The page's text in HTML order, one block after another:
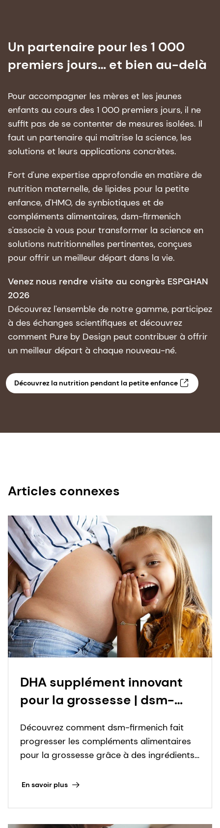
Un partenaire pour les 1 000
premiers jours… et bien au-delà
Pour accompagner les mères et les jeunes
enfants au cours des 1 000 premiers jours, il ne
suffit pas de se contenter de mesures isolées. Il
faut un partenaire qui maîtrise la science, les
solutions et leurs applications concrètes.
Fort d'une expertise approfondie en matière de
nutrition maternelle, de lipides pour la petite
enfance, d'HMO, de synbiotiques et de
compléments alimentaires, dsm-firmenich
s'associe à vous pour transformer la science en
solutions nutritionnelles pertinentes, conçues
pour offrir un meilleur départ dans la vie.
Venez nous rendre visite au congrès ESPGHAN
2026
Découvrez l'ensemble de notre gamme, participez
à des échanges scientifiques et découvrez
comment Pure by Design peut contribuer à offrir
un meilleur départ à chaque nouveau-né.
Découvrez la nutrition pendant la petite enfance
Articles connexes
DHA supplément innovant
pour la grossesse | dsm-
Care
Découvrez comment dsm-firmenich fait
progresser les compléments alimentaires
pour la grossesse grâce à des ingrédients
à des formats innovants.
En savoir plus